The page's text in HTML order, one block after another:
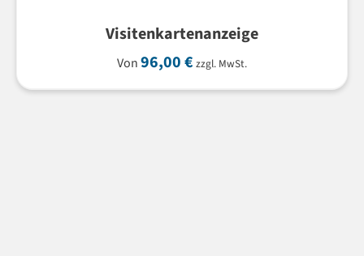
Visitenkartenanzeige
Von96,00€ zzgl. MwSt.